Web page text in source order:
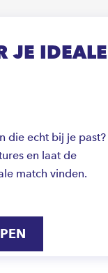
JE IDEALE
die echt bij je past?
en laat de
match vinden.